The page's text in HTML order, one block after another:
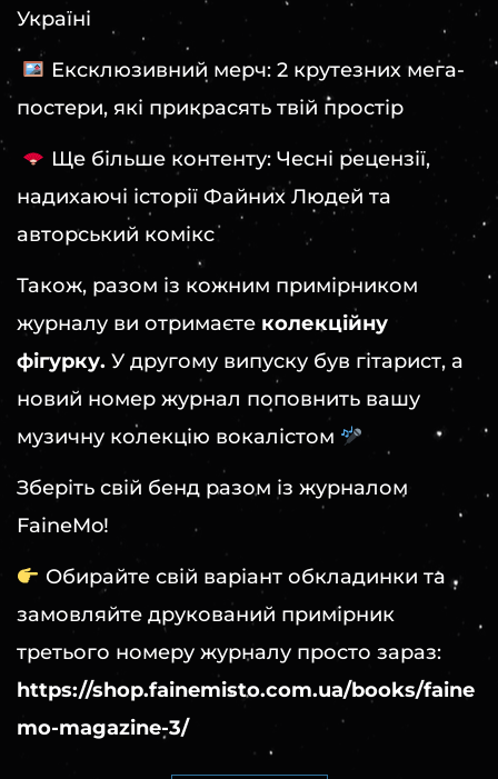
Україні
Ексклюзивний мерч: 2 крутезних мега-
постери, які прикрасять твій простір
Ще більше контенту: Чесні рецензії,
надихаючі історії Файних Людей та
авторський комікс
Також, разом із кожним примірником
журналу ви отримаєте колекційну
фігурку. У другому випуску був гітарист, а
новий номер журнал поповнить вашу
музичну колекцію вокалістом
Зберіть свій бенд разом із журналом
FaineMo!
Обирайте свій варіант обкладинки та
замовляйте друкований примірник
третього номеру журналу просто зараз:
https://shop.fainemisto.com.ua/books/faine
mo-magazine-3/